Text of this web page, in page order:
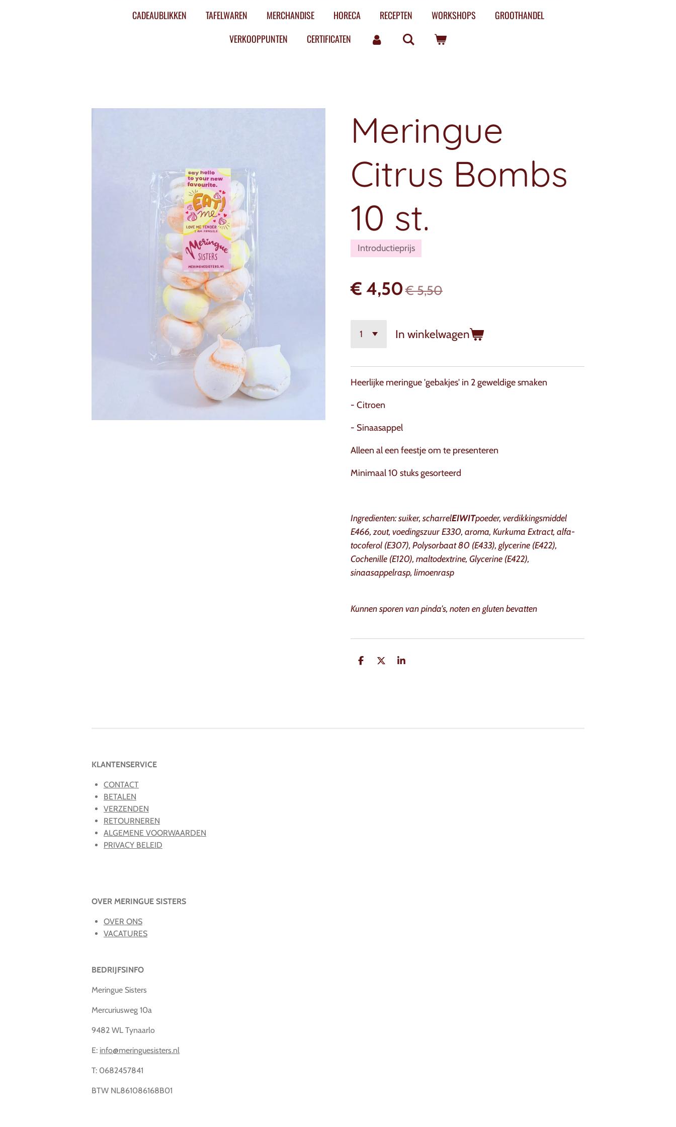
CADEAUBLIKKEN
TAFELWAREN MERCHANDISE HORECA RECEPTEN WORKSHOPS
GROOTHANDEL
VERKOOPPUNTEN
CERTIFICATEN
Meringue
Citrus Bombs
10 st.
Introductieprijs
€ 4,50 € 5,50
In winkelwagen
Heerlijke meringue 'gebakjes' in 2 geweldige smaken
- Citroen
- Sinaasappel
Alleen al een feestje om te presenteren
Minimaal 10 stuks gesorteerd
Ingredienten: suiker, scharrelEIWITpoeder, verdikkingsmiddel
E466, zout, voedingszuur E330, aroma, Kurkuma Extract, alfa-
tocoferol (E307), Polysorbaat 80 (E433), glycerine (E422),
Cochenille (E120), maltodextrine, Glycerine (E422),
sinaasappelrasp, limoenrasp
Kunnen sporen van pinda's, noten en gluten bevatten
D
D
S
KLANTENSERVICE
CONTACT
BETALEN
VERZENDEN
RETOURNEREN
ALGEMENE VOORWAARDEN
PRIVACY BELEID
OVER MERINGUE SISTERS
OVER ONS
VACATURES
BEDRIJFSINFO
Meringue Sisters
Mercuriusweg 10a
9482 WL Tynaarlo
E: info@meringuesisters.nl
T: 0682457841
BTW NL861086168B01